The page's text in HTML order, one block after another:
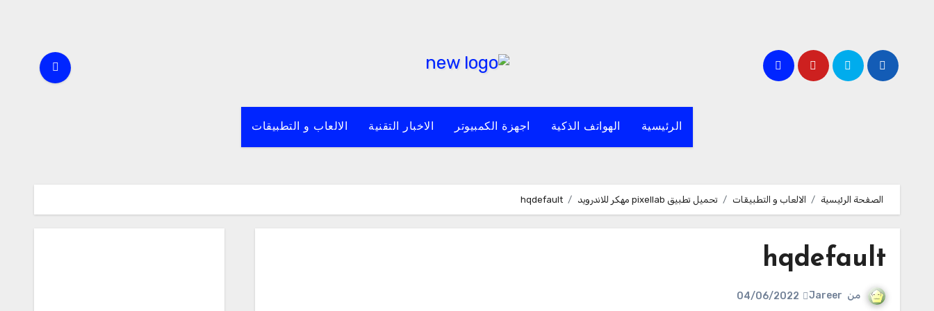
الرئيسية الهواتف الذكية اجهزة الكمبيوتر الاخبار التقنية الالعاب و التطبيقات
الصفحة الرئيسية الالعاب و التطبيقات تحميل تطبيق pixellab مهكر للاندرويد hqdefault
hqdefault
من Jareer
04/06/2022